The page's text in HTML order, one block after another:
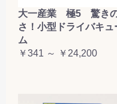
大一産業 極5 驚き
さ！小型ドライバキュ
ム
￥341 ～ ￥24,200